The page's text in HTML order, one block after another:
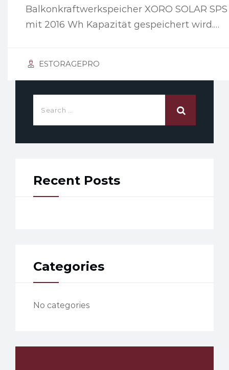
Balkonkraftwerkspeicher XORO SOLAR SPS
mit 2016 Wh Kapazität gespeichert wird.…
ESTORAGEPRO
Recent Posts
Categories
No categories